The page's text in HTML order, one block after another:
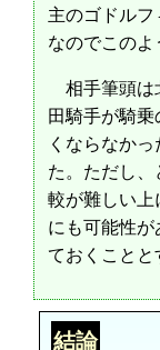
主のゴドル
なのでこのよ
相手筆頭は
田騎手が騎乗
くならなか
た。ただし
較が難しい
にも可能性
ておくことと
結論